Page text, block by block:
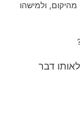
ולמישהו